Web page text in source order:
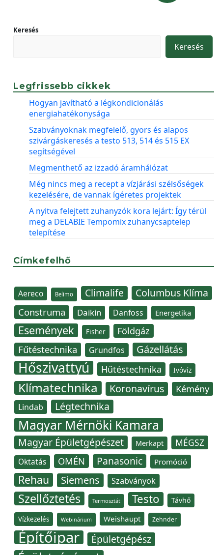
Keresés
Keresés
Legfrissebb cikkek
Hogyan javítható a légkondicionálás
energiahatékonysága
Szabványoknak megfelelő, gyors és alapos
szivárgáskeresés a testo 513, 514 és 515 EX
segítségével
Megmenthető az izzadó áramhálózat
Még nincs meg a recept a vízjárási szélsőségek
kezelésére, de vannak ígéretes projektek
A nyitva felejtett zuhanyzók kora lejárt: Így térül
meg a DELABIE Tempomix zuhanycsaptelep
telepítése
Címkefelhő
Aereco Belimo Climalife Columbus Klíma
Construma Daikin Danfoss Energetika
Események Fisher Földgáz
Fűtéstechnika Grundfos Gázellátás
Hőszivattyú Hűtéstechnika Ivóvíz
Klímatechnika Koronavírus Kémény
Lindab Légtechnika
Magyar Mérnöki Kamara
Magyar Épületgépészet Merkapt MÉGSZ
Oktatás OMÉN Panasonic Promóció
Rehau Siemens Szabványok
Szellőztetés Termosztát Testo Távhő
Vízkezelés Webinárium Weishaupt Zehnder
Építőipar Épületgépész